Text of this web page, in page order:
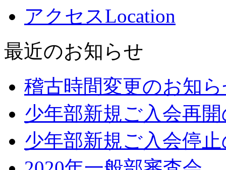
アクセスLocation
最近のお知らせ
稽古時間変更のお知
少年部新規ご入会再
少年部新規ご入会停